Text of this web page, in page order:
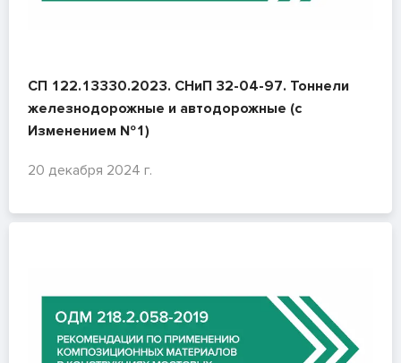
СП 122.13330.2023. СНиП 32-04-97. Тоннели
железнодорожные и автодорожные (с
Изменением №1)
20 декабря 2024 г.